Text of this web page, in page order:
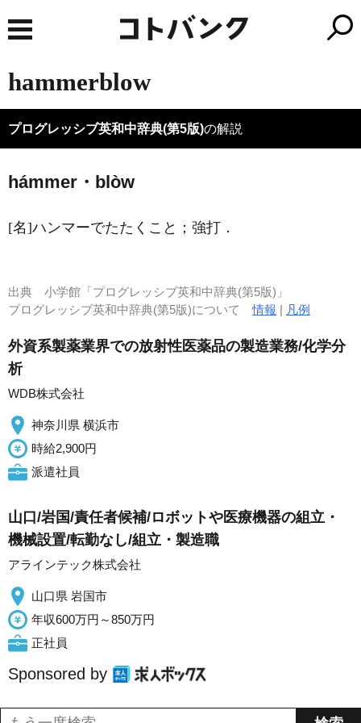
hammerblow
プログレッシブ英和中辞典(第5版)の解説
hámmer・blòw
[名]ハンマーでたたくこと；強打 ．
出典 小学館「プログレッシブ英和中辞典(第5版)」
プログレッシブ英和中辞典(第5版)について情報 | 凡例
外資系製薬業界での放射性医薬品の製造業務/化学分
析
WDB株式会社
神奈川県 横浜市
時給2,900円
派遣社員
山口/岩国/責任者候補/ロボットや医療機器の組立・
機械設置/転勤なし/組立・製造職
アラインテック株式会社
山口県 岩国市
年収600万円～850万円
正社員
Sponsored by